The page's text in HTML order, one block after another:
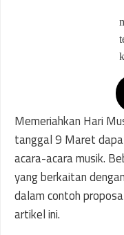
Memeriahkan Hari
tanggal 9 Maret
acara-acara musik.
yang berkaitan
dalam contoh
artikel ini.